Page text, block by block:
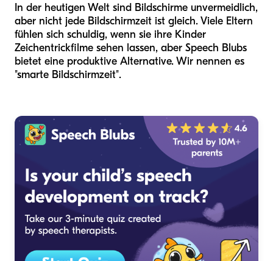
In der heutigen Welt sind Bildschirme unvermeidlich,
aber nicht jede Bildschirmzeit ist gleich. Viele Eltern
fühlen sich schuldig, wenn sie ihre Kinder
Zeichentrickfilme sehen lassen, aber Speech Blubs
bietet eine produktive Alternative. Wir nennen es
"smarte Bildschirmzeit".